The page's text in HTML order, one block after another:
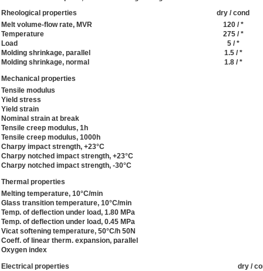
Rheological properties
dry / cond
Melt volume-flow rate, MVR
120 / *
Temperature
275 / *
Load
5 / *
Molding shrinkage, parallel
1.5 / *
Molding shrinkage, normal
1.8 / *
Mechanical properties
Tensile modulus
Yield stress
Yield strain
Nominal strain at break
Tensile creep modulus, 1h
Tensile creep modulus, 1000h
Charpy impact strength, +23°C
Charpy notched impact strength, +23°C
Charpy notched impact strength, -30°C
Thermal properties
Melting temperature, 10°C/min
Glass transition temperature, 10°C/min
Temp. of deflection under load, 1.80 MPa
Temp. of deflection under load, 0.45 MPa
Vicat softening temperature, 50°C/h 50N
Coeff. of linear therm. expansion, parallel
Oxygen index
Electrical properties
dry /